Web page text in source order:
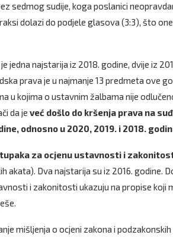
sedmog sudije, koga poslanici
dolazi do podjele glasova (3:3), što
jedna najstarija iz 2018. godine, dvije iz
prava je u najmanje 13 predmeta ove
u kojima o ustavnim žalbama nije
da je već došlo do kršenja prava na
odnosno u 2020, 2019. i 2018.
za ocjenu ustavnosti i
Dva najstarija su iz 2016. godine.
i zakonitosti ukazuju na propise koji
mišljenja o ocjeni zakona i